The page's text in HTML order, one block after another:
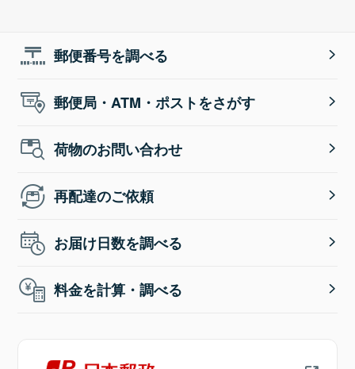
郵便番号を調べる
郵便局・ATM・ポストをさがす
荷物のお問い合わせ
再配達のご依頼
お届け日数を調べる
料金を計算・調べる